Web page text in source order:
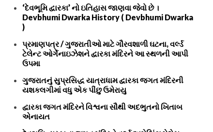
‘દેવભૂમિ દ્વારકા’ નો ઇતિહાસ જાણવા જેવો છે ।
Devbhumi Dwarka History ( Devbhumi Dwarka
)
પ્રમાણપત્ર / ગુજરાતીઓ માટે ગૌરવશાળી ઘટના, વર્લ્ડ
ટેલેન્ટ ઓર્ગેનાઇઝેશને દ્વારકા મંદિરને આ સ્થળની આપી
ઉપમા
ગુજરાતનું સુપ્રસિદ્ધ યાત્રાધામ દ્વારકા જગત મંદિરની
યશકલગીમાં વધુ એક પીંછુ ઉમેરાયુ
દ્વારકા જગત મંદિરને વિશ્વના સૌથી અદભુતનો ખિતાબ
એનાયત